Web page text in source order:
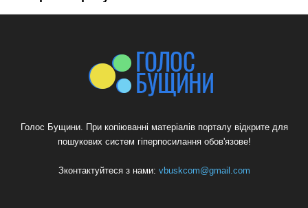
Голос Бущини. При копіюванні матеріалів порталу відкрите для
пошукових систем гіперпосилання обов'язове!
Зконтактуйтеся з нами: vbuskcom@gmail.com